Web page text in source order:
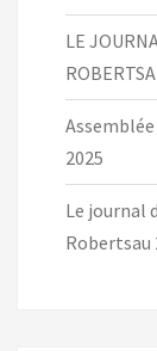
LE
Assemblée
2025
Le journal
Robertsau